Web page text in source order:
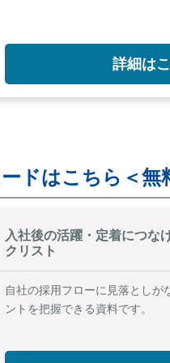
詳細は
ドはこちら＜無
入社後の活躍・定着につな
クリスト
自社の採用フローに見落としが
ントを把握できる資料です。